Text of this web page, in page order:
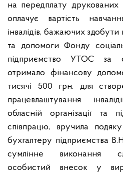
на передплату друкованих
оплачує вартість
інвалідів, бажаючих
та допомоги Фонду
підприємство УТОС за
отримало фінансову
тисячі 500 грн. для
працевлаштування
обласній організації та
співпрацю, вручила
бухгалтеру підприємства
сумлінне виконання
особистий внесок у